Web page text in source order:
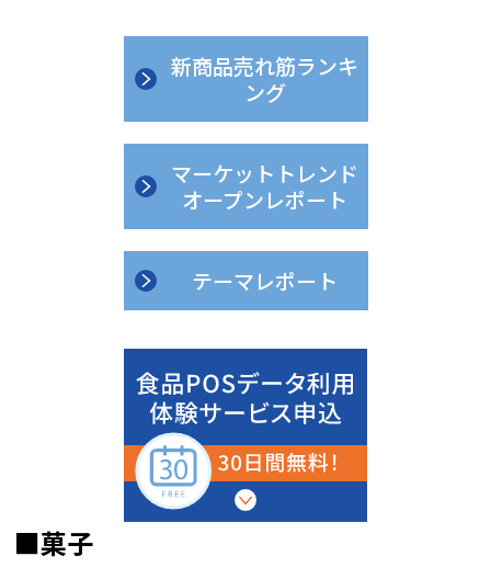
新商品売れ筋ランキ
ング
マーケットトレンド
オープンレポート
テーマレポート
■菓子